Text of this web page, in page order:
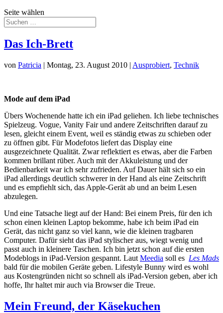
Seite wählen
Das Ich-Brett
von Patricia | Montag, 23. August 2010 | Ausprobiert, Technik
Mode auf dem iPad
Übers Wochenende hatte ich ein iPad geliehen. Ich liebe technisches
Spielzeug. Vogue, Vanity Fair und andere Zeitschriften darauf zu
lesen, gleicht einem Event, weil es ständig etwas zu schieben oder
zu öffnen gibt. Für Modefotos liefert das Display eine
ausgezeichnete Qualität. Zwar reflektiert es etwas, aber die Farben
kommen brillant rüber. Auch mit der Akkuleistung und der
Bedienbarkeit war ich sehr zufrieden. Auf Dauer hält sich so ein
iPad allerdings deutlich schwerer in der Hand als eine Zeitschrift
und es empfiehlt sich, das Apple-Gerät ab und an beim Lesen
abzulegen.
Und eine Tatsache liegt auf der Hand: Bei einem Preis, für den ich
schon einen kleinen Laptop bekomme, habe ich beim iPad ein
Gerät, das nicht ganz so viel kann, wie die kleinen tragbaren
Computer. Dafür sieht das iPad stylischer aus, wiegt wenig und
passt auch in kleinere Taschen. Ich bin jetzt schon auf die ersten
Modeblogs in iPad-Version gespannt. Laut Meedia soll es Les Mads
bald für die mobilen Geräte geben. Lifestyle Bunny wird es wohl
aus Kostengründen nicht so schnell als iPad-Version geben, aber ich
hoffe, Ihr haltet mir auch via Browser die Treue.
Mein Freund, der Käsekuchen